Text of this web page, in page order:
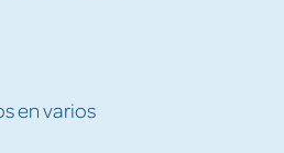
en varios